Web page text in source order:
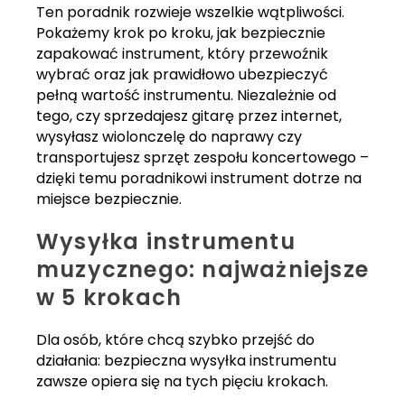
Ten poradnik rozwieje wszelkie wątpliwości.
Pokażemy krok po kroku, jak bezpiecznie
zapakować instrument, który przewoźnik
wybrać oraz jak prawidłowo ubezpieczyć
pełną wartość instrumentu. Niezależnie od
tego, czy sprzedajesz gitarę przez internet,
wysyłasz wiolonczelę do naprawy czy
transportujesz sprzęt zespołu koncertowego –
dzięki temu poradnikowi instrument dotrze na
miejsce bezpiecznie.
Wysyłka instrumentu
muzycznego: najważniejsze
w 5 krokach
Dla osób, które chcą szybko przejść do
działania: bezpieczna wysyłka instrumentu
zawsze opiera się na tych pięciu krokach.